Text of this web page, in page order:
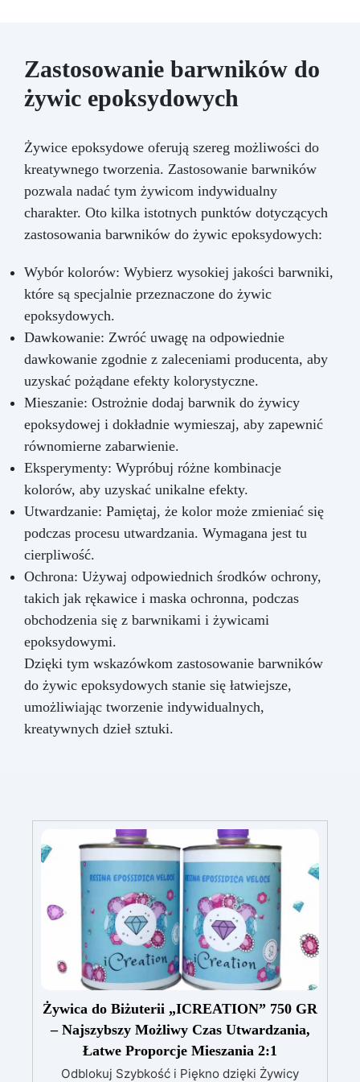
Zastosowanie barwników do
żywic epoksydowych
Żywice epoksydowe oferują szereg możliwości do
kreatywnego tworzenia. Zastosowanie barwników
pozwala nadać tym żywicom indywidualny
charakter. Oto kilka istotnych punktów dotyczących
zastosowania barwników do żywic epoksydowych:
Wybór kolorów: Wybierz wysokiej jakości barwniki,
które są specjalnie przeznaczone do żywic
epoksydowych.
Dawkowanie: Zwróć uwagę na odpowiednie
dawkowanie zgodnie z zaleceniami producenta, aby
uzyskać pożądane efekty kolorystyczne.
Mieszanie: Ostrożnie dodaj barwnik do żywicy
epoksydowej i dokładnie wymieszaj, aby zapewnić
równomierne zabarwienie.
Eksperymenty: Wypróbuj różne kombinacje
kolorów, aby uzyskać unikalne efekty.
Utwardzanie: Pamiętaj, że kolor może zmieniać się
podczas procesu utwardzania. Wymagana jest tu
cierpliwość.
Ochrona: Używaj odpowiednich środków ochrony,
takich jak rękawice i maska ochronna, podczas
obchodzenia się z barwnikami i żywicami
epoksydowymi.
Dzięki tym wskazówkom zastosowanie barwników
do żywic epoksydowych stanie się łatwiejsze,
umożliwiając tworzenie indywidualnych,
kreatywnych dzieł sztuki.
Żywica do Biżuterii „ICREATION” 750 GR
– Najszybszy Możliwy Czas Utwardzania,
Łatwe Proporcje Mieszania 2:1
Odblokuj Szybkość i Piękno dzięki Żywicy